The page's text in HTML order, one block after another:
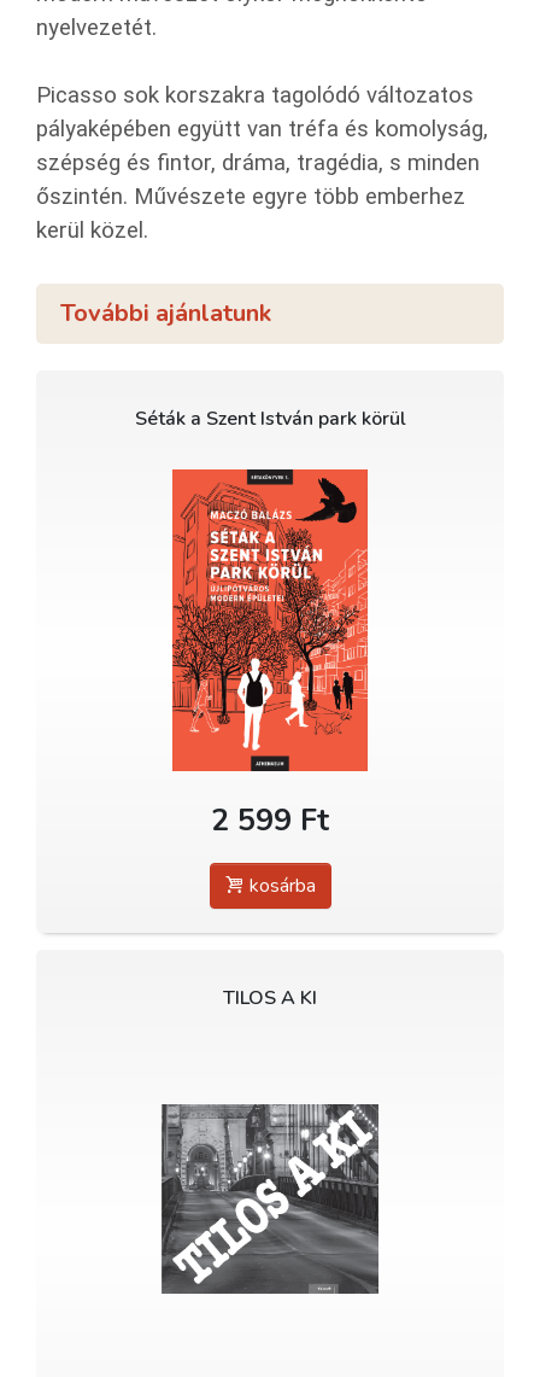
nyelvezetét.
Picasso sok korszakra tagolódó változatos
pályaképében együtt van tréfa és komolyság,
szépség és fintor, dráma, tragédia, s minden
őszintén. Művészete egyre több emberhez
kerül közel.
További ajánlatunk
Séták a Szent István park körül
2 599 Ft
kosárba
TILOS A KI